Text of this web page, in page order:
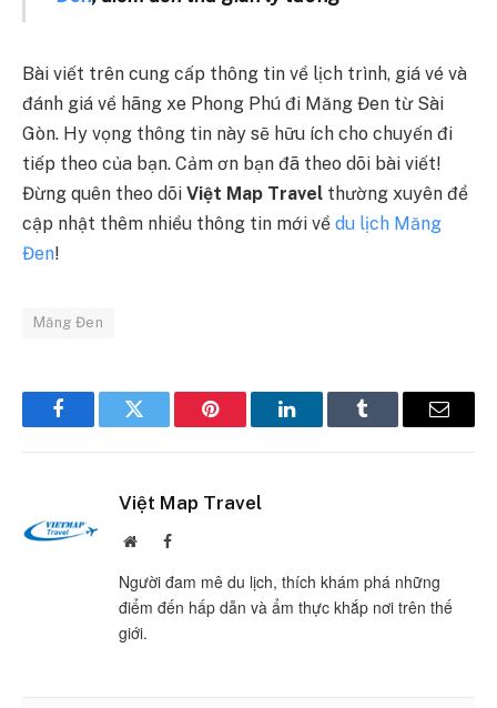
Bài viết trên cung cấp thông tin về lịch trình, giá vé và
đánh giá về hãng xe Phong Phú đi Măng Đen từ Sài
Gòn. Hy vọng thông tin này sẽ hữu ích cho chuyến đi
tiếp theo của bạn. Cảm ơn bạn đã theo dõi bài viết!
Đừng quên theo dõi Việt Map Travel thường xuyên để
cập nhật thêm nhiều thông tin mới về du lịch Măng
Đen!
Măng Đen
FacebookTwitter Pinterest LinkedInTumblr Email
Việt Map Travel
WebsiteFacebook
Người đam mê du lịch, thích khám phá những
điểm đến hấp dẫn và ẩm thực khắp nơi trên thế
giới.